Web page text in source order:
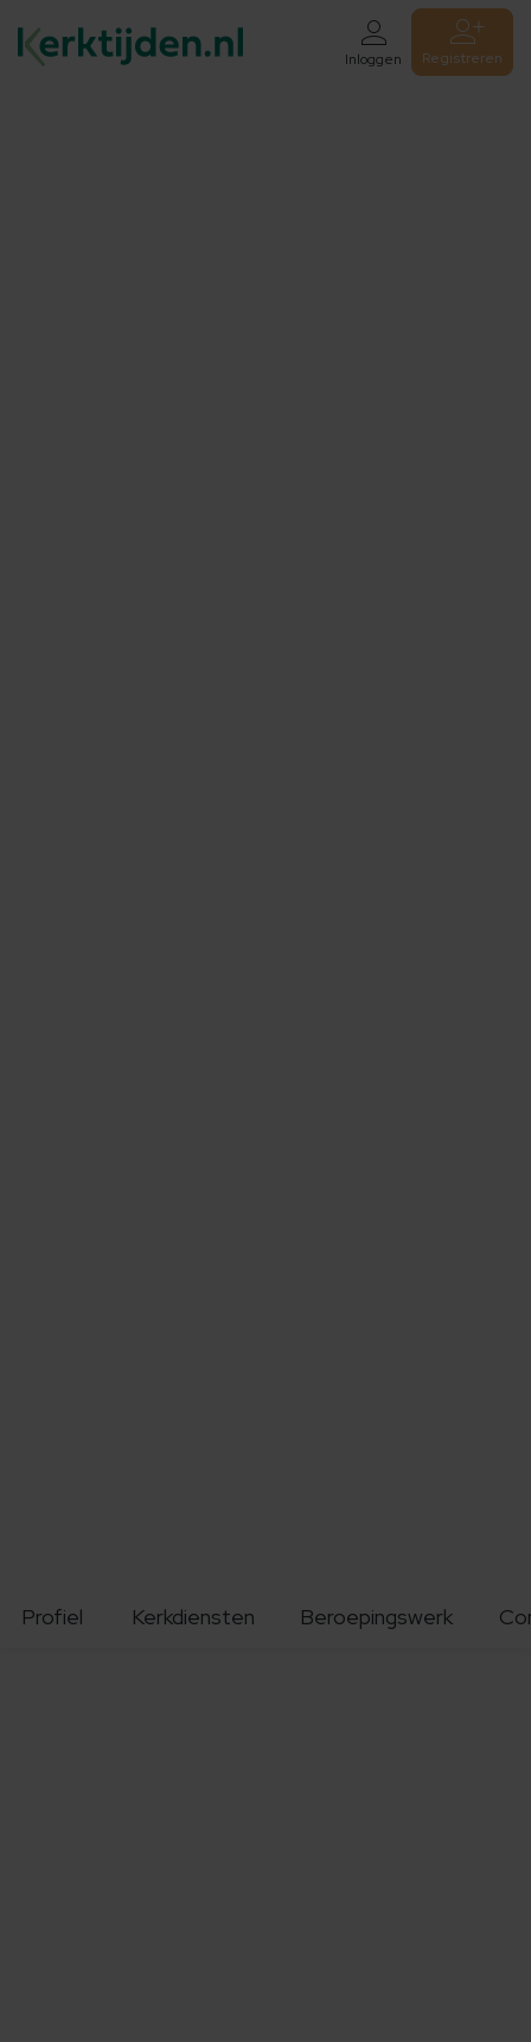
Inloggen Registreren
Profiel Kerkdiensten Beroepingswerk